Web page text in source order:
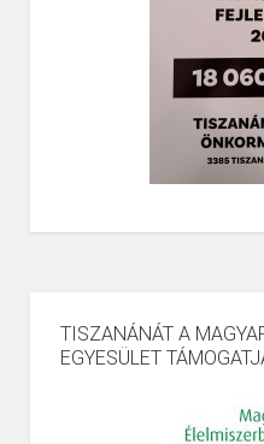
TISZANÁNÁT A
EGYESÜLET